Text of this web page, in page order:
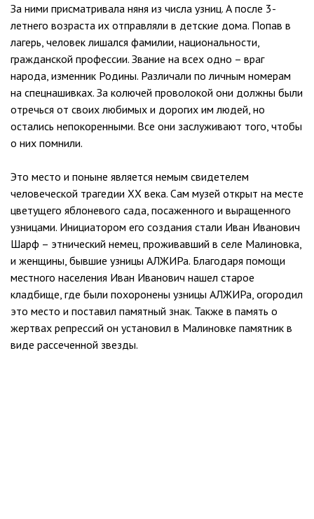
За ними присматривала няня из числа узниц. А после 3-
летнего возраста их отправляли в детские дома. Попав в
лагерь, человек лишался фамилии, национальности,
гражданской профессии. Звание на всех одно – враг
народа, изменник Родины. Различали по личным номерам
на спецнашивках. За колючей проволокой они должны были
отречься от своих любимых и дорогих им людей, но
остались непокоренными. Все они заслуживают того, чтобы
о них помнили.
Это место и поныне является немым свидетелем
человеческой трагедии ХХ века. Сам музей открыт на месте
цветущего яблоневого сада, посаженного и выращенного
узницами. Инициатором его создания стали Иван Иванович
Шарф – этнический немец, проживавший в селе Малиновка,
и женщины, бывшие узницы АЛЖИРа. Благодаря помощи
местного населения Иван Иванович нашел старое
кладбище, где были похоронены узницы АЛЖИРа, огородил
это место и поставил памятный знак. Также в память о
жертвах репрессий он установил в Малиновке памятник в
виде рассеченной звезды.